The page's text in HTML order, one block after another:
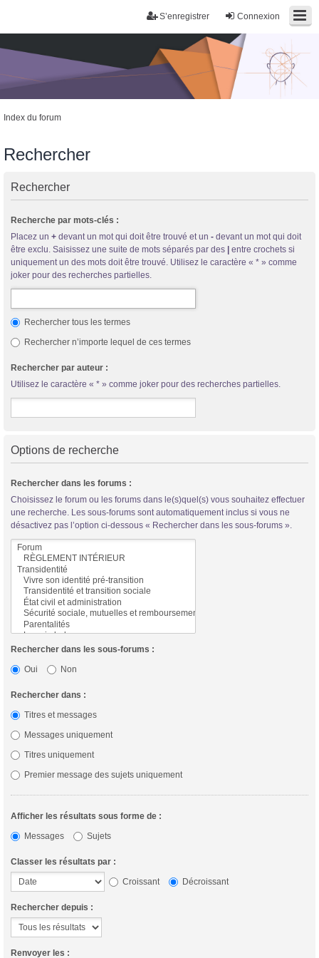
Connexion
S’enregistrer
Trans District
Forum d'information sur les transidentités masculines FtM/FtX/Ft*
Index du forum
Rechercher
Rechercher
Recherche par mots-clés :
Placez un + devant un mot qui doit être trouvé et un - devant un mot qui doit
être exclu. Saisissez une suite de mots séparés par des | entre crochets si
uniquement un des mots doit être trouvé. Utilisez le caractère « * » comme
joker pour des recherches partielles.
Rechercher tous les termes
Rechercher n’importe lequel de ces termes
Rechercher par auteur :
Utilisez le caractère « * » comme joker pour des recherches partielles.
Options de recherche
Rechercher dans les forums :
Choisissez le forum ou les forums dans le(s)quel(s) vous souhaitez effectuer
une recherche. Les sous-forums sont automatiquement inclus si vous ne
désactivez pas l’option ci-dessous « Rechercher dans les sous-forums ».
Rechercher dans les sous-forums :
Oui
Non
Rechercher dans :
Titres et messages
Messages uniquement
Titres uniquement
Premier message des sujets uniquement
Afficher les résultats sous forme de :
Messages
Sujets
Classer les résultats par :
Croissant
Décroissant
Rechercher depuis :
Renvoyer les :